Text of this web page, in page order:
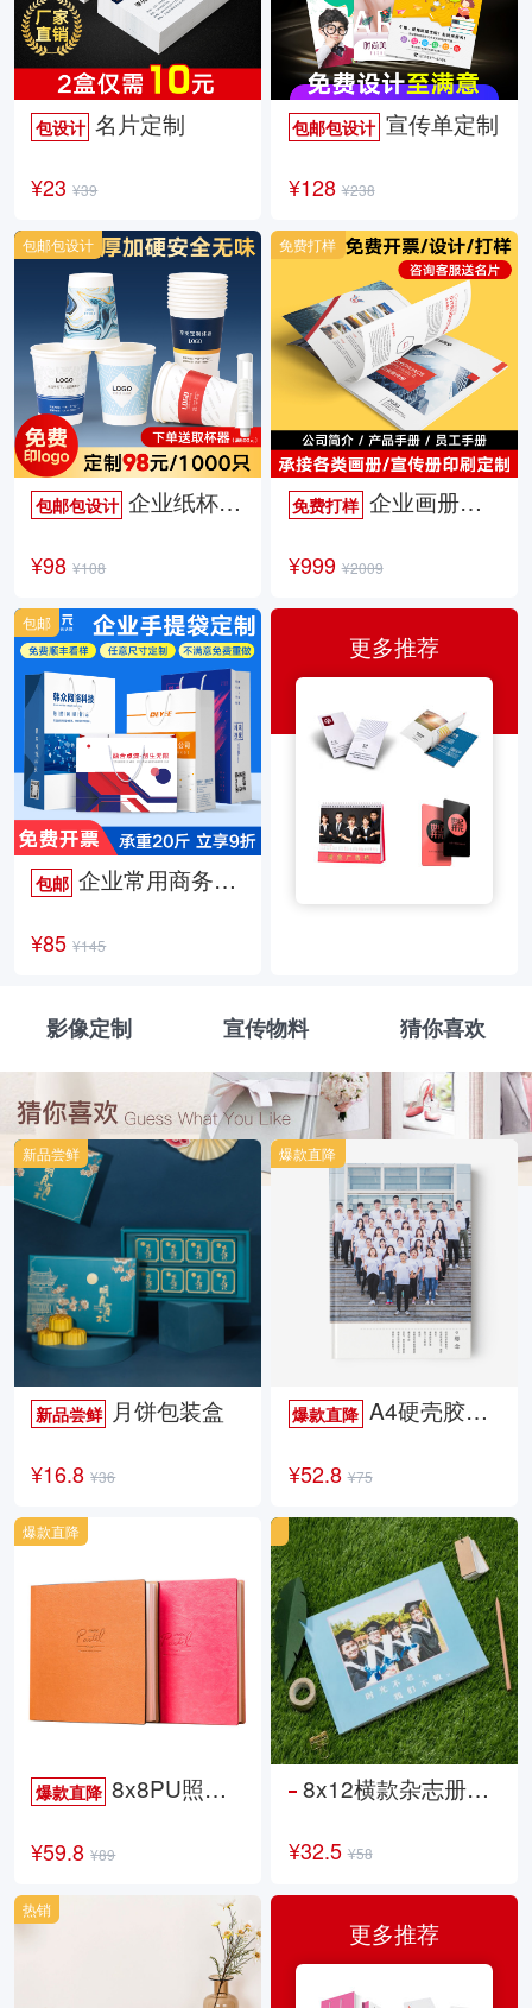
包设计 名片定制
¥23 ¥39
包邮包设计宣传单定制
¥128 ¥238
包邮包设计 企业纸杯定制
¥98 ¥108
包邮包设计
免费打样企业画册定制
¥999 ¥2009
免费打样
包邮 企业常用商务手提袋
¥85 ¥145
包邮
更多推荐
影像定制 宣传物料 猜你喜欢
新品尝鲜 月饼包装盒
¥16.8 ¥36
新品尝鲜
爆款直降A4硬壳胶装照片书34p哑膜
¥52.8 ¥75
爆款直降
爆款直降 8x8PU照片书NewLife
¥59.8 ¥89
爆款直降
8x12横款杂志册26p
¥32.5 ¥58
热销
更多推荐